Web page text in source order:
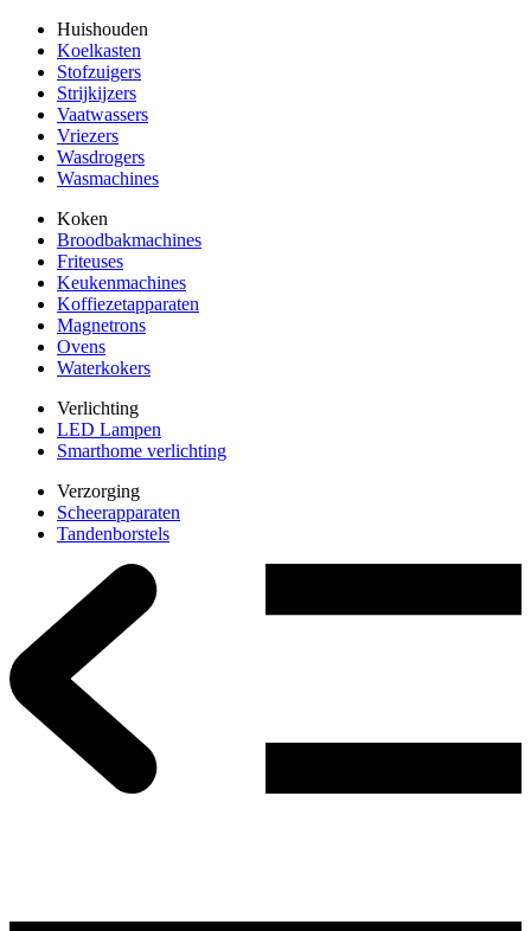
Huishouden
Koelkasten
Stofzuigers
Strijkijzers
Vaatwassers
Vriezers
Wasdrogers
Wasmachines
Koken
Broodbakmachines
Friteuses
Keukenmachines
Koffiezetapparaten
Magnetrons
Ovens
Waterkokers
Verlichting
LED Lampen
Smarthome verlichting
Verzorging
Scheerapparaten
Tandenborstels